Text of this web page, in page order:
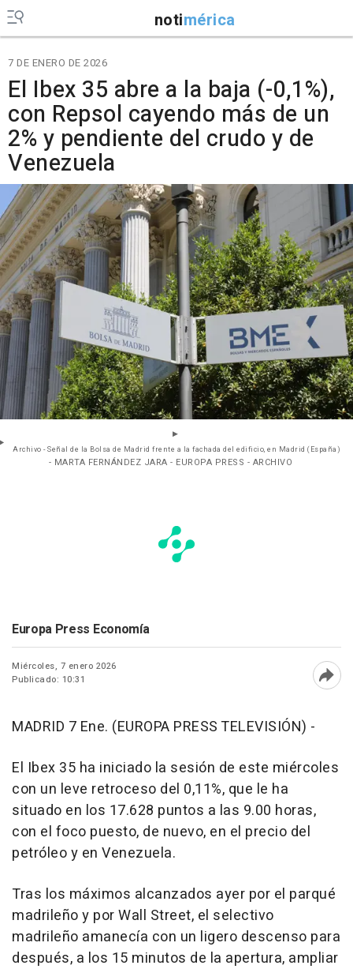
notimérica
7 DE ENERO DE 2026
El Ibex 35 abre a la baja (-0,1%),
con Repsol cayendo más de un
2% y pendiente del crudo y de
Venezuela
Archivo - Señal de la Bolsa de Madrid frente a la fachada del edificio, en Madrid (España)
- MARTA FERNÁNDEZ JARA - EUROPA PRESS - ARCHIVO
Europa Press Economía
Miércoles, 7 enero 2026
Publicado: 10:31
MADRID 7 Ene. (EUROPA PRESS TELEVISIÓN) -
El Ibex 35 ha iniciado la sesión de este miércoles
con un leve retroceso del 0,11%, que le ha
situado en los 17.628 puntos a las 9.00 horas,
con el foco puesto, de nuevo, en el precio del
petróleo y en Venezuela.
Tras los máximos alcanzados ayer por el parqué
madrileño y por Wall Street, el selectivo
madrileño amanecía con un ligero descenso para
después, a los 15 minutos de la apertura, ampliar